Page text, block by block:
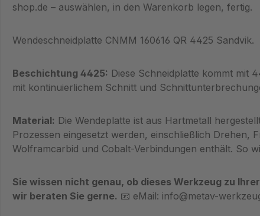
shop.de – auswählen, in den Warenkorb legen, fertig.
Wendeschneidplatte CNMM 160616 QR 4425 Sandvik.
Beschichtung 4425: Diese Schneidplatte kommt mit
mit kontinuierlichem Schnitt und
Material: Die Wendeplatte ist aus Hartmetall
Prozessen eingesetzt werden, einschließlich Drehen,
Wolframcarbid und Cobalt-Verbindungen enthält. So
Sie wissen nicht genau, ob dieses Werkzeug zu
wir beraten Sie gerne. 📧 eMail: info@metav-